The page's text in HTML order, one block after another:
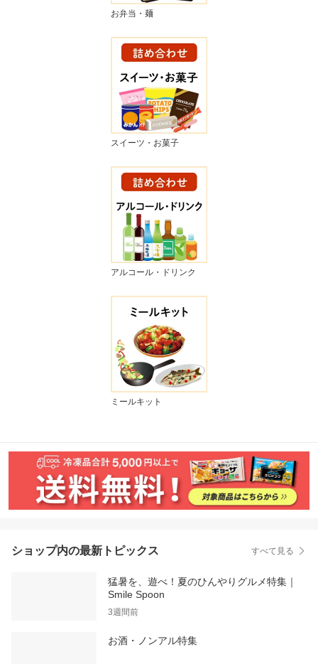
お弁当・麺
スイーツ・お菓子
アルコール・ドリンク
ミールキット
ショップ内の最新トピックス すべて見る
猛暑を、遊べ！夏のひんやりグルメ特集｜
Smile Spoon
3週間前
お酒・ノンアル特集